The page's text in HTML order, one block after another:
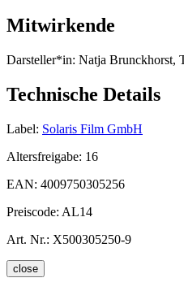
Mitwirkende
Darsteller*in: Natja Brunckhorst,
Technische Details
Label: Solaris Film GmbH
Altersfreigabe: 16
EAN: 4009750305256
Preiscode: AL14
Art. Nr.: X500305250-9
close